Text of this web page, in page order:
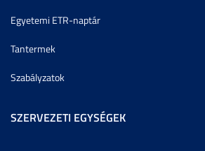
Egyetemi ETR-naptár
Tantermek
Szabályzatok
SZERVEZETI EGYSÉGEK